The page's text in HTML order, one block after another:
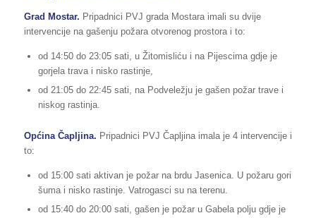
Grad Mostar. Pripadnici PVJ grada Mostara imali su dvije
intervencije na gašenju požara otvorenog prostora i to:
od 14:50 do 23:05 sati, u Žitomisliću i na Pijescima gdje je
gorjela trava i nisko rastinje,
od 21:05 do 22:45 sati, na Podveležju je gašen požar trave i
niskog rastinja.
Općina Čapljina. Pripadnici PVJ Čapljina imala je 4 intervencije i
to:
od 15:00 sati aktivan je požar na brdu Jasenica. U požaru gori
šuma i nisko rastinje. Vatrogasci su na terenu.
od 15:40 do 20:00 sati, gašen je požar u Gabela polju gdje je